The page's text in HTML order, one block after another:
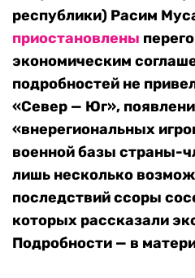
республики) Расим
приостановлены
экономическим
подробностей не
«Север — Юг»,
«внерегиональных
военной базы страны-
лишь несколько
последствий ccоры
которых рассказали
Подробности — в